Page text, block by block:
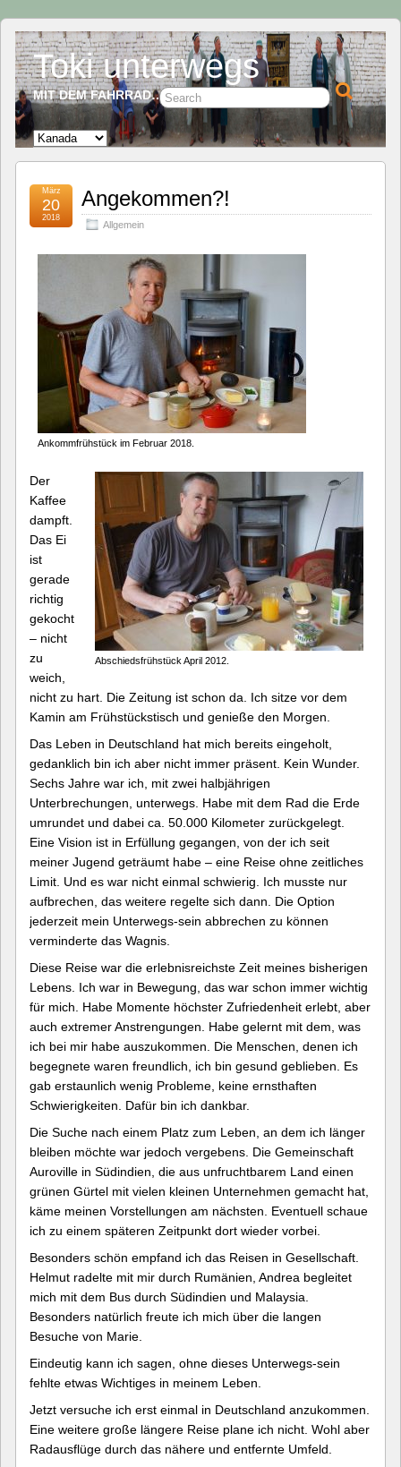
Toki unterwegs
MIT DEM FAHRRAD…
Angekommen?!
Allgemein
März
20
2018
Ankommfrühstück im Februar 2018.
Abschiedsfrühstück April 2012.
Der
Kaffee
dampft.
Das Ei
ist
gerade
richtig
gekocht
– nicht
zu
weich,
nicht zu hart. Die Zeitung ist schon da. Ich sitze vor dem
Kamin am Frühstückstisch und genieße den Morgen.
Das Leben in Deutschland hat mich bereits eingeholt,
gedanklich bin ich aber nicht immer präsent. Kein Wunder.
Sechs Jahre war ich, mit zwei halbjährigen
Unterbrechungen, unterwegs. Habe mit dem Rad die Erde
umrundet und dabei ca. 50.000 Kilometer zurückgelegt.
Eine Vision ist in Erfüllung gegangen, von der ich seit
meiner Jugend geträumt habe – eine Reise ohne zeitliches
Limit. Und es war nicht einmal schwierig. Ich musste nur
aufbrechen, das weitere regelte sich dann. Die Option
jederzeit mein Unterwegs-sein abbrechen zu können
verminderte das Wagnis.
Diese Reise war die erlebnisreichste Zeit meines bisherigen
Lebens. Ich war in Bewegung, das war schon immer wichtig
für mich. Habe Momente höchster Zufriedenheit erlebt, aber
auch extremer Anstrengungen. Habe gelernt mit dem, was
ich bei mir habe auszukommen. Die Menschen, denen ich
begegnete waren freundlich, ich bin gesund geblieben. Es
gab erstaunlich wenig Probleme, keine ernsthaften
Schwierigkeiten. Dafür bin ich dankbar.
Die Suche nach einem Platz zum Leben, an dem ich länger
bleiben möchte war jedoch vergebens. Die Gemeinschaft
Auroville in Südindien, die aus unfruchtbarem Land einen
grünen Gürtel mit vielen kleinen Unternehmen gemacht hat,
käme meinen Vorstellungen am nächsten. Eventuell schaue
ich zu einem späteren Zeitpunkt dort wieder vorbei.
Besonders schön empfand ich das Reisen in Gesellschaft.
Helmut radelte mit mir durch Rumänien, Andrea begleitet
mich mit dem Bus durch Südindien und Malaysia.
Besonders natürlich freute ich mich über die langen
Besuche von Marie.
Eindeutig kann ich sagen, ohne dieses Unterwegs-sein
fehlte etwas Wichtiges in meinem Leben.
Jetzt versuche ich erst einmal in Deutschland anzukommen.
Eine weitere große längere Reise plane ich nicht. Wohl aber
Radausflüge durch das nähere und entfernte Umfeld.